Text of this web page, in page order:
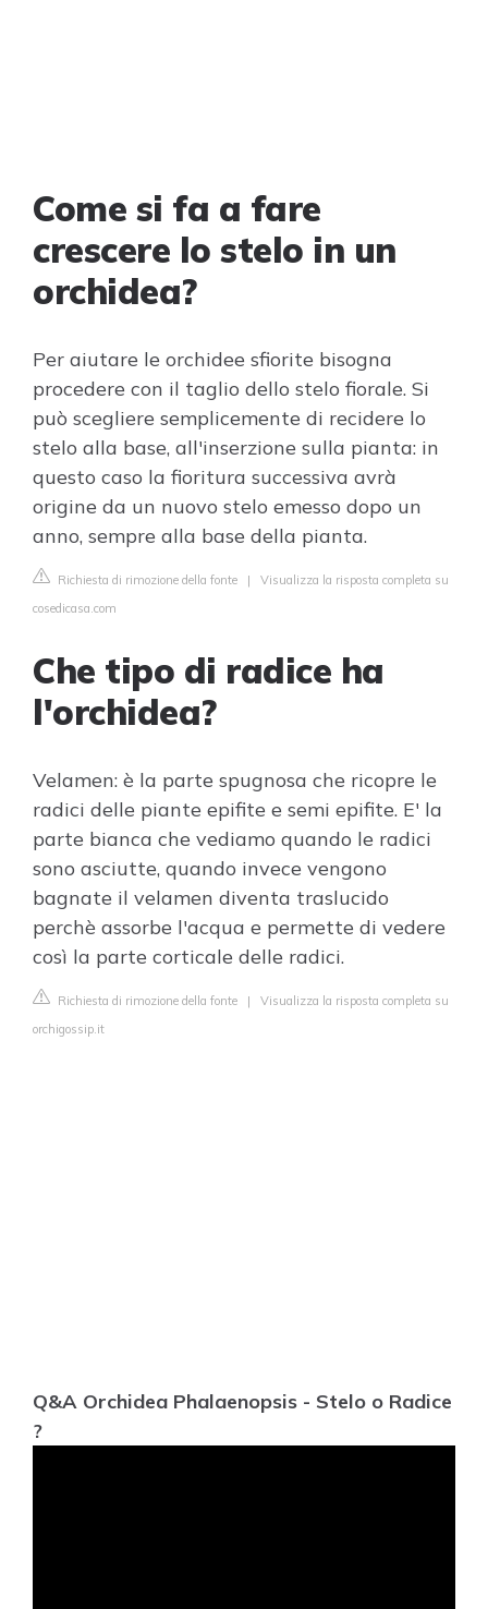
Come si fa a fare
crescere lo stelo in un
orchidea?
Per aiutare le orchidee sfiorite bisogna
procedere con il taglio dello stelo fiorale. Si
può scegliere semplicemente di recidere lo
stelo alla base, all'inserzione sulla pianta: in
questo caso la fioritura successiva avrà
origine da un nuovo stelo emesso dopo un
anno, sempre alla base della pianta.
Richiesta di rimozione della fonte | Visualizza la risposta completa su
cosedicasa.com
Che tipo di radice ha
l'orchidea?
Velamen: è la parte spugnosa che ricopre le
radici delle piante epifite e semi epifite. E' la
parte bianca che vediamo quando le radici
sono asciutte, quando invece vengono
bagnate il velamen diventa traslucido
perchè assorbe l'acqua e permette di vedere
così la parte corticale delle radici.
Richiesta di rimozione della fonte | Visualizza la risposta completa su
orchigossip.it
Q&A Orchidea Phalaenopsis - Stelo o Radice
?